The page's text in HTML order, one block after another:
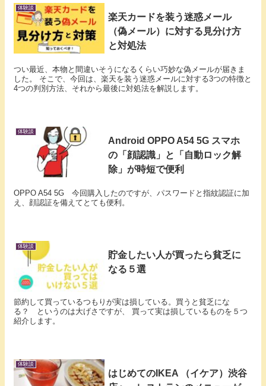
体験談
楽天カードを装う迷惑メール
（偽メール）に対する見分け方
と対処法
つい最近、本物と間違いそうになるくらい巧妙な偽メールが届きま
した。 そこで、今回は、楽天を装う迷惑メールに対する3つの特徴と
4つの判別方法、それから最後に対処法を解説します。
体験談
Android OPPO A54 5G スマホ
の「顔認識」と「自動ロック解
除」が時短で便利
OPPO A54 5G 今回購入したのですが、パスワードと指紋認証に加
え、顔認証を備えてとても便利。
体験談
貯金したい人が買ったら貧乏に
なる５選
節約して買っているつもりが実は損している。買うと貧乏にな
る？ というのは大げさですが、 買って実は損しているものを５つ
紹介します。
体験談
はじめてのIKEA （イケア）渋谷